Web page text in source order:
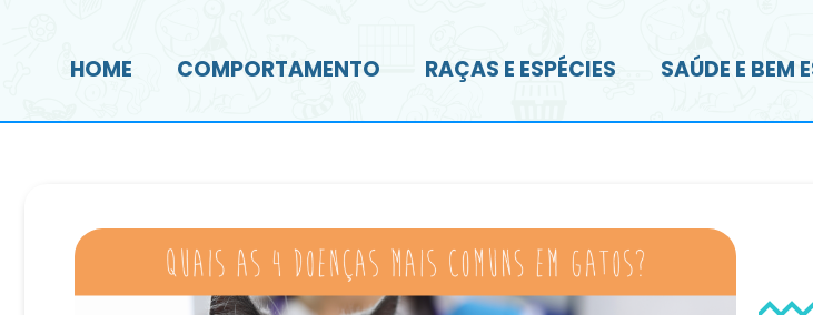
HOME COMPORTAMENTO RAÇAS E ESPÉCIES SAÚDE E BEM